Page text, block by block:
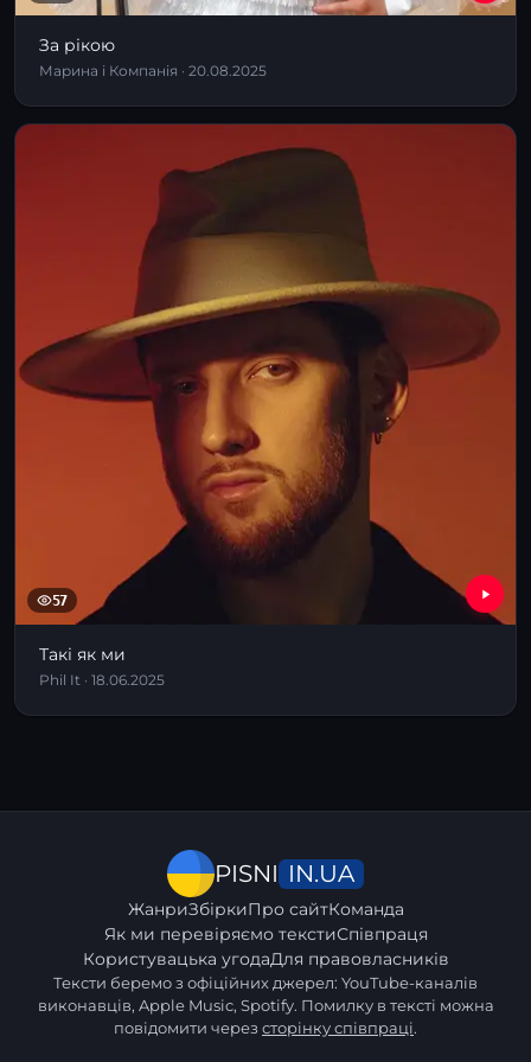
За рікою
Марина і Компанія · 20.08.2025
57
Такі як ми
Phil It · 18.06.2025
PISNI IN.UA
ЖанриЗбіркиПро сайтКоманда
Як ми перевіряємо текстиСпівпраця
Користувацька угодаДля правовласників
Тексти беремо з офіційних джерел: YouTube-каналів
виконавців, Apple Music, Spotify. Помилку в тексті можна
повідомити через сторінку співпраці.